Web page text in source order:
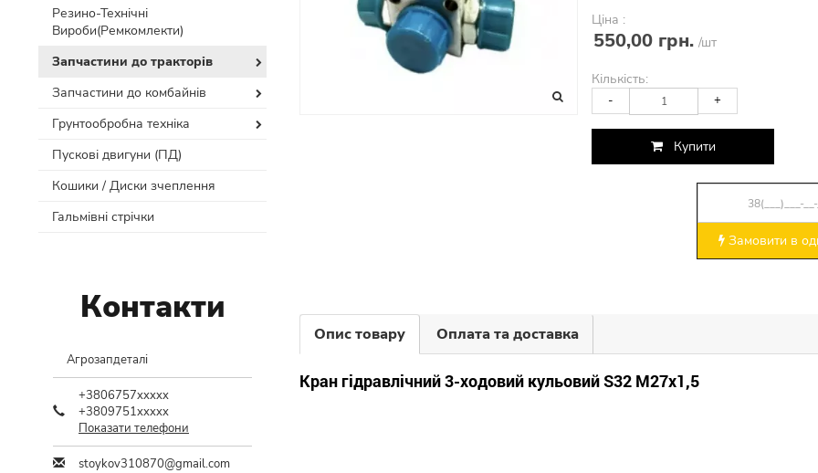
Ціна :
550,00 грн. /шт
Кількість:
- +
Купити
Замовити в
Опис товару Оплата та доставка
Кран гідравлічний 3-ходовий кульовий S32 М27х1,5
Резино-Технічні
Вироби(Ремкомлекти)
Запчастини до тракторів
Запчастини до комбайнів
Грунтообробна техніка
Пускові двигуни (ПД)
Кошики / Диски зчеплення
Гальмівні стрічки
Контакти
Агрозапдеталі
+3806757xxxxx
+3809751xxxxx
Показати телефони
stoykov310870@gmail.com